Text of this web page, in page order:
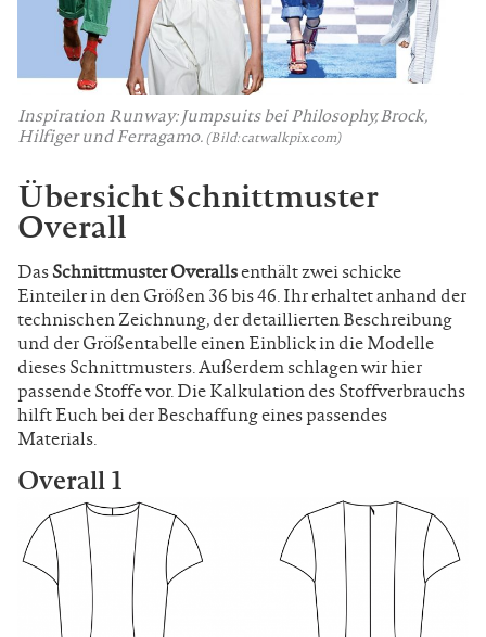
Inspiration Runway: Jumpsuits bei Philosophy, Brock,
Hilfiger und Ferragamo. (Bild: catwalkpix.com)
Übersicht Schnittmuster
Overall
DasSchnittmuster Overallsenthält zwei schicke
Einteiler in den Größen 36 bis 46. Ihr erhaltet anhand der
technischen Zeichnung, der detaillierten Beschreibung
und der Größentabelle einen Einblick in die Modelle
dieses Schnittmusters.Außerdem schlagen wir hier
passende Stoffe vor. Die Kalkulation des Stoffverbrauchs
hilft Euch bei der Beschaffung eines passendes
Materials.
Overall 1